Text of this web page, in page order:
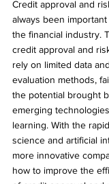
Credit approval and
always been
the financial industry.
credit approval and
rely on limited data
evaluation methods,
the potential brought
emerging
learning. With the
science and artificial
more innovative
how to improve the